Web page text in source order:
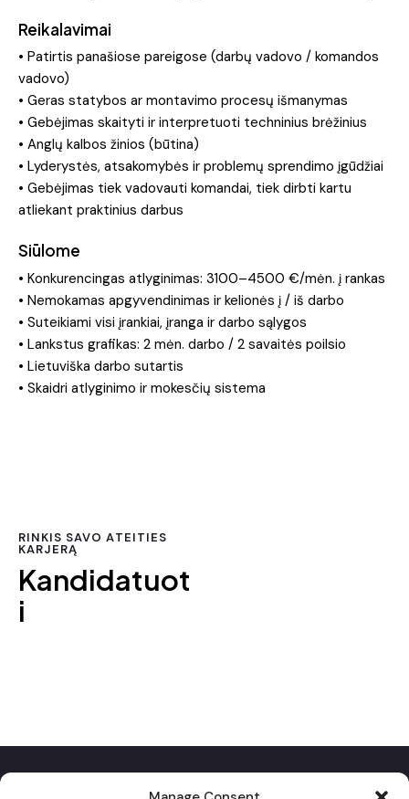
Reikalavimai
• Patirtis panašiose pareigose (darbų vadovo / komandos
vadovo)
• Geras statybos ar montavimo procesų išmanymas
• Gebėjimas skaityti ir interpretuoti techninius brėžinius
• Anglų kalbos žinios (būtina)
• Lyderystės, atsakomybės ir problemų sprendimo įgūdžiai
• Gebėjimas tiek vadovauti komandai, tiek dirbti kartu
atliekant praktinius darbus
Siūlome
• Konkurencingas atlyginimas: 3100–4500 €/mėn. į rankas
• Nemokamas apgyvendinimas ir kelionės į / iš darbo
• Suteikiami visi įrankiai, įranga ir darbo sąlygos
• Lankstus grafikas: 2 mėn. darbo / 2 savaitės poilsio
• Lietuviška darbo sutartis
• Skaidri atlyginimo ir mokesčių sistema
RINKIS SAVO ATEITIES
KARJERĄ
Kandidatuot
i